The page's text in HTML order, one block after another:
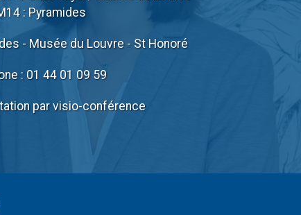
: Pyramides
- Musée du Louvre - St Honoré
: 01 44 01 09 59
par visio-conférence